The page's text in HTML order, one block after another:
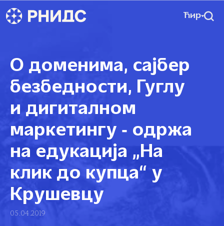
Ћир
О доменима, сајбер
безбедности, Гуглу
и дигиталном
маркетингу ‑ одржа
на едукација „На
клик до купца“ у
Крушевцу
05.04.2019